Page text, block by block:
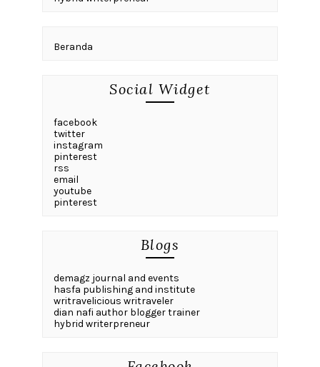
Beranda
Social Widget
facebook
twitter
instagram
pinterest
rss
email
youtube
pinterest
Blogs
demagz journal and events
hasfa publishing and institute
writravelicious writraveler
dian nafi author blogger trainer
hybrid writerpreneur